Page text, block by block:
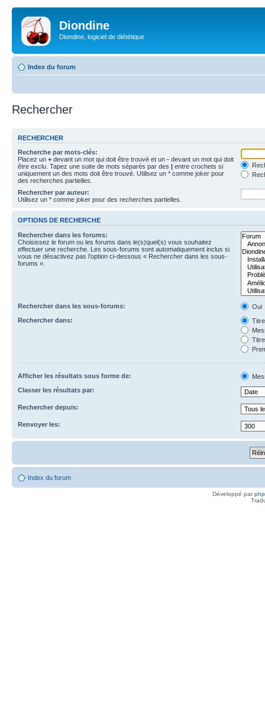
Diondine
Diondine, logiciel de diététique
Index du forum
Rechercher
RECHERCHER
Recherche par mots-clés:
Placez un + devant un mot qui doit être trouvé et un - devant un mot qui doit
être exclu. Tapez une suite de mots séparés par des | entre crochets si
uniquement un des mots doit être trouvé. Utilisez un * comme joker pour
des recherches partielles.
Rechercher par auteur:
Utilisez un * comme joker pour des recherches partielles.
OPTIONS DE RECHERCHE
Rechercher dans les forums:
Choisissez le forum ou les forums dans le(s)quel(s) vous souhaitez
effectuer une recherche. Les sous-forums sont automatiquement inclus si
vous ne désactivez pas l’option ci-dessous « Rechercher dans les sous-
forums ».
Rechercher dans les sous-forums:
Oui
Rechercher dans:
Afficher les résultats sous forme de:
Classer les résultats par:
Rechercher depuis:
Renvoyer les:
Index du forum
Développé par